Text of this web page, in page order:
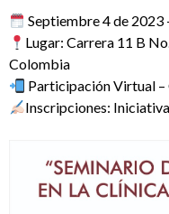
Septiembre 4 de 2023
Lugar: Carrera 11 B
Colombia
Participación Virtual
Inscripciones: